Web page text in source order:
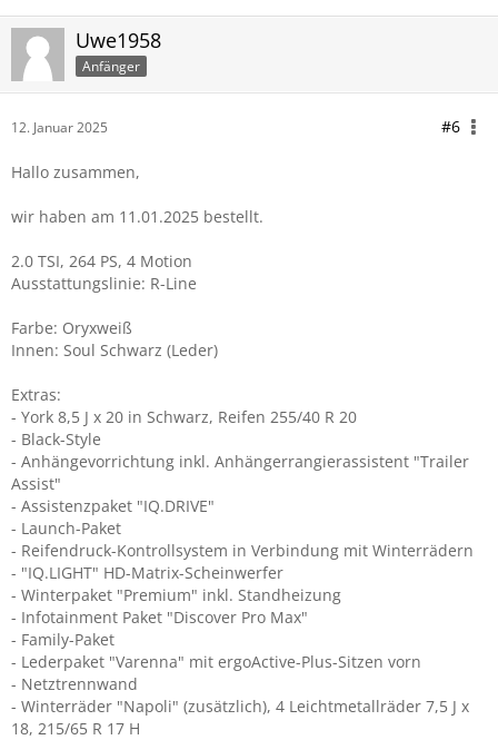
Uwe1958
Anfänger
12. Januar 2025 #6
Hallo zusammen,
wir haben am 11.01.2025 bestellt.
2.0 TSI, 264 PS, 4 Motion
Ausstattungslinie: R-Line
Farbe: Oryxweiß
Innen: Soul Schwarz (Leder)
Extras:
- York 8,5 J x 20 in Schwarz, Reifen 255/40 R 20
- Black-Style
- Anhängevorrichtung inkl. Anhängerrangierassistent "Trailer
Assist"
- Assistenzpaket "IQ.DRIVE"
- Launch-Paket
- Reifendruck-Kontrollsystem in Verbindung mit Winterrädern
- "IQ.LIGHT" HD-Matrix-Scheinwerfer
- Winterpaket "Premium" inkl. Standheizung
- Infotainment Paket "Discover Pro Max"
- Family-Paket
- Lederpaket "Varenna" mit ergoActive-Plus-Sitzen vorn
- Netztrennwand
- Winterräder "Napoli" (zusätzlich), 4 Leichtmetallräder 7,5 J x
18, 215/65 R 17 H